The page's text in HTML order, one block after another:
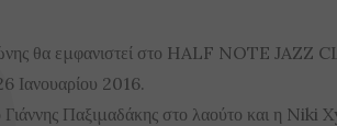
θα εμφανιστεί στο HALF NOTE JAZZ
Ιανουαρίου 2016.
Γιάννης Παξιμαδάκης στο λαούτο και η Niki